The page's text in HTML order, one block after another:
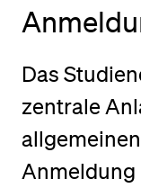
Das
zentrale
Anmeldung
Mitarbeitende
Förderer
Medien